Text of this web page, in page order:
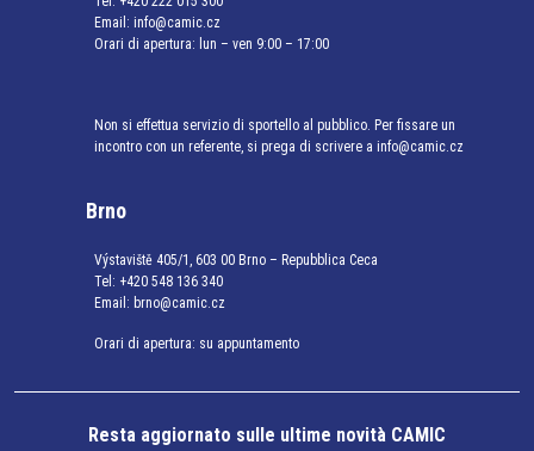
Email: info@camic.cz
Orari di apertura: lun – ven 9:00 – 17:00
Non si effettua servizio di sportello al pubblico. Per fissare un
incontro con un referente, si prega di scrivere a info@camic.cz
Brno
Výstaviště 405/1, 603 00 Brno – Repubblica Ceca
Tel: +420 548 136 340
Email: brno@camic.cz
Orari di apertura: su appuntamento
Resta aggiornato sulle ultime novità CAMIC